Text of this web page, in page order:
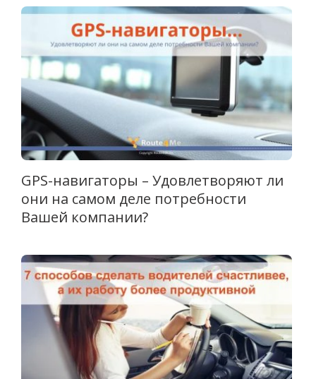
GPS-навигаторы – Удовлетворяют ли
они на самом деле потребности
Вашей компании?